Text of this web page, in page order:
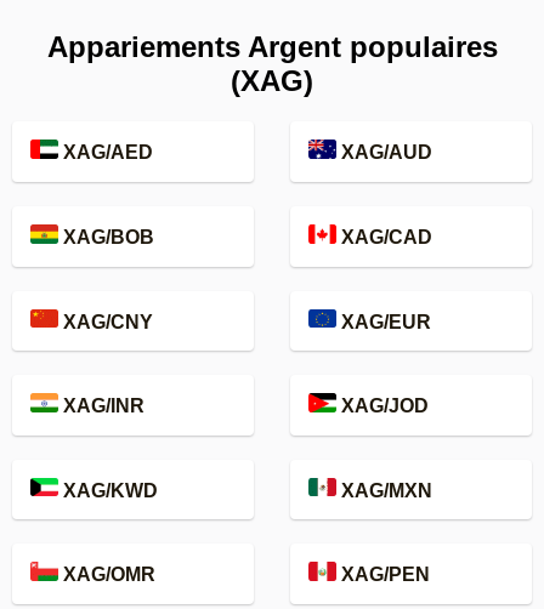
Appariements Argent populaires
(XAG)
XAG/AED XAG/AUD
XAG/BOB XAG/CAD
XAG/CNY XAG/EUR
XAG/INR XAG/JOD
XAG/KWD XAG/MXN
XAG/OMR XAG/PEN